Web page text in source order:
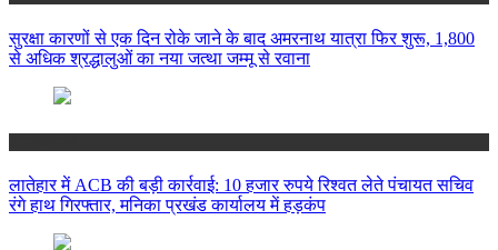
सुरक्षा कारणों से एक दिन रोके जाने के बाद अमरनाथ यात्रा फिर शुरू, 1,800
से अधिक श्रद्धालुओं का नया जत्था जम्मू से रवाना
लातेहार में ACB की बड़ी कार्रवाई: 10 हजार रुपये रिश्वत लेते पंचायत सचिव
रंगे हाथ गिरफ्तार, मनिका प्रखंड कार्यालय में हड़कंप